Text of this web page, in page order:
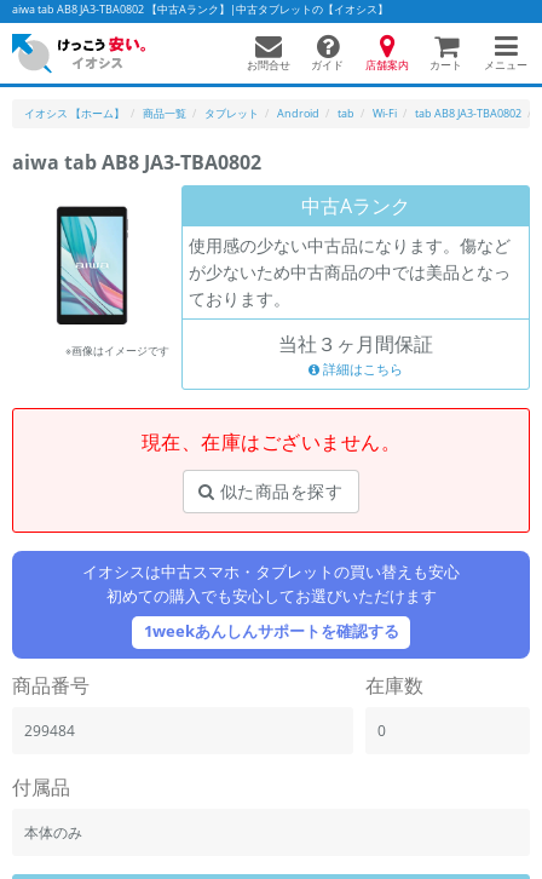
aiwa tab AB8 JA3-TBA0802 【中古Aランク】|中古タブレットの【イオシス】
お問合せ ガイド 店舗案内 カート メニュー
イオシス 【ホーム】 商品一覧 タブレット Android tab Wi-Fi tab AB8 JA3-TBA0802
aiwa tab AB8 JA3-TBA0802
※画像はイメージです
中古Aランク
使用感の少ない中古品になります。傷など
が少ないため中古商品の中では美品となっ
ております。
当社３ヶ月間保証
詳細はこちら
現在、在庫はございません。
似た商品を探す
イオシスは中古スマホ・タブレットの買い替えも安心
初めての購入でも安心してお選びいただけます
1weekあんしんサポートを確認する
商品番号
299484
在庫数
0
付属品
本体のみ
かんたんパソコン検索に切り替える
フリーワード
除外ワード
カテゴリー
商品ジャンルの絞り込み
「スマートフォン」「タブレット」など
製造、販売メーカーの絞り込み
「Apple」「SONY」「SHARP」など
機能・特徴
ドライブの絞り込み
ランク